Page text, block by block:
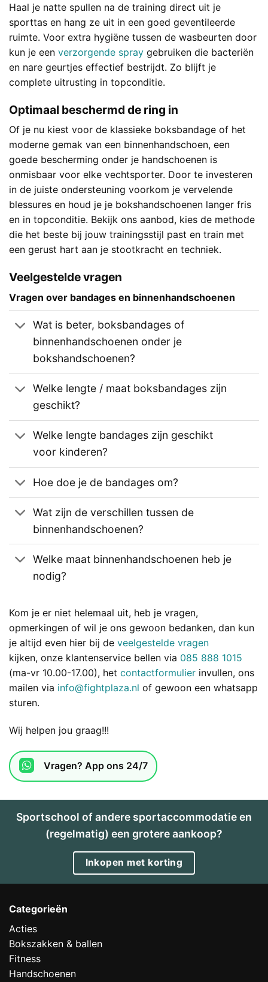
Haal je natte spullen na de training direct uit je
sporttas en hang ze uit in een goed geventileerde
ruimte. Voor extra hygiëne tussen de wasbeurten door
kun je een verzorgende spray gebruiken die bacteriën
en nare geurtjes effectief bestrijdt. Zo blijft je
complete uitrusting in topconditie.
Optimaal beschermd de ring in
Of je nu kiest voor de klassieke boksbandage of het
moderne gemak van een binnenhandschoen, een
goede bescherming onder je handschoenen is
onmisbaar voor elke vechtsporter. Door te investeren
in de juiste ondersteuning voorkom je vervelende
blessures en houd je je bokshandschoenen langer fris
en in topconditie. Bekijk ons aanbod, kies de methode
die het beste bij jouw trainingsstijl past en train met
een gerust hart aan je stootkracht en techniek.
Veelgestelde vragen
Vragen over bandages en binnenhandschoenen
Wat is beter, boksbandages of
binnenhandschoenen onder je
bokshandschoenen?
Welke lengte / maat boksbandages zijn
geschikt?
Welke lengte bandages zijn geschikt
voor kinderen?
Hoe doe je de bandages om?
Wat zijn de verschillen tussen de
binnenhandschoenen?
Welke maat binnenhandschoenen heb je
nodig?
Kom je er niet helemaal uit, heb je vragen,
opmerkingen of wil je ons gewoon bedanken, dan kun
je altijd even hier bij de veelgestelde vragen
kijken, onze klantenservice bellen via 085 888 1015
(ma-vr 10.00-17.00), het contactformulier invullen, ons
mailen via info@fightplaza.nl of gewoon een whatsapp
sturen.
Wij helpen jou graag!!!
Vragen? App ons 24/7
Sportschool of andere sportaccommodatie en
(regelmatig) een grotere aankoop?
Inkopen met korting
Categorieën
Acties
Bokszakken & ballen
Fitness
Handschoenen